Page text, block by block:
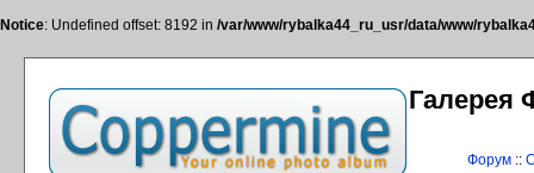
Notice: Undefined offset: 8192 in /var/www/rybalka44_ru_usr/data/www/
Галерея
Форум::